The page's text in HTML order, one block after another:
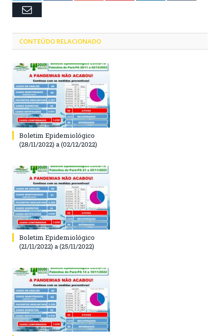
Email
CONTEÚDO RELACIONADO
Boletim Epidemiológico
(28/11/2022) a (02/12/2022)
Boletim Epidemiológico
(21/11/2022) a (25/11/2022)